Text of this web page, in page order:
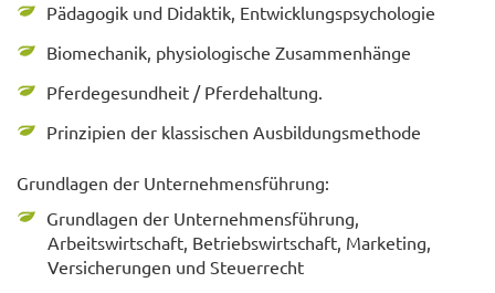
Pädagogik und Didaktik, Entwicklungspsychologie
Biomechanik, physiologische Zusammenhänge
Pferdegesundheit / Pferdehaltung.
Prinzipien der klassischen Ausbildungsmethode
Grundlagen der Unternehmensführung:
Grundlagen der Unternehmensführung,
Arbeitswirtschaft, Betriebswirtschaft, Marketing,
Versicherungen und Steuerrecht